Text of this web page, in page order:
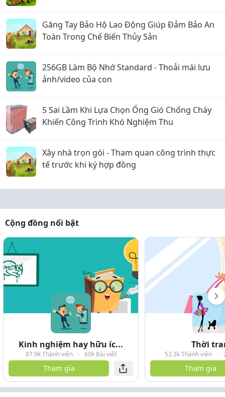
Găng Tay Bảo Hộ Lao Động Giúp Đảm Bảo An
Toàn Trong Chế Biến Thủy Sản
256GB Làm Bộ Nhớ Standard - Thoải mái lưu
ảnh/video của con
5 Sai Lầm Khi Lựa Chọn Ống Gió Chống Cháy
Khiến Công Trình Khó Nghiệm Thu
Xây nhà trọn gói - Tham quan công trình thực
tế trước khi ký hợp đồng
Cộng đồng nổi bật
Kinh nghiệm hay hữu íc...
87.9k Thành viên · 60k Bài viết
Tham gia
Thời
52.3k Thành viên ·
Tham gia